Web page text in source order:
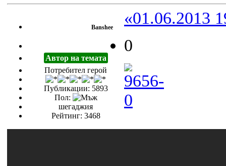
Banshee
Автор на темата
Потребител герой
Публикации: 5893
Пол:
шегаджия
Рейтинг: 3468
«01.06.2013
0